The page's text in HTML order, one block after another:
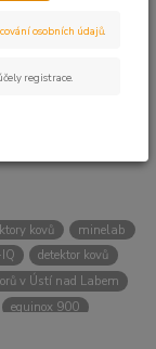
kovů
minelab
detektor kovů
v Ústí nad Labem
equinox 900
osobních údajů.
registrace.